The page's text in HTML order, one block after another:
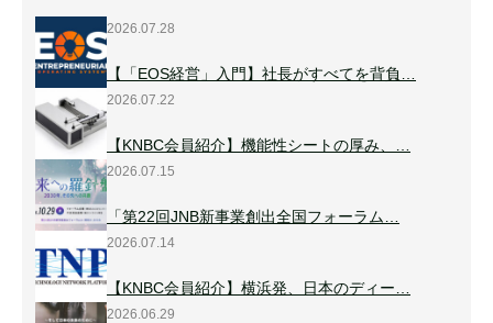
2026.07.28
【「EOS経営」入門】社長がすべてを背負…
2026.07.22
【KNBC会員紹介】機能性シートの厚み、…
2026.07.15
「第22回JNB新事業創出全国フォーラム…
2026.07.14
【KNBC会員紹介】横浜発、日本のディー…
2026.06.29